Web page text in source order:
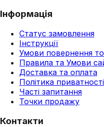
Інформація
Статус замовлення
Інструкції
Умови повернення
Правила та Умови
Доставка та оплата
Політика приватності
Часті запитання
Точки продажу
Контакти